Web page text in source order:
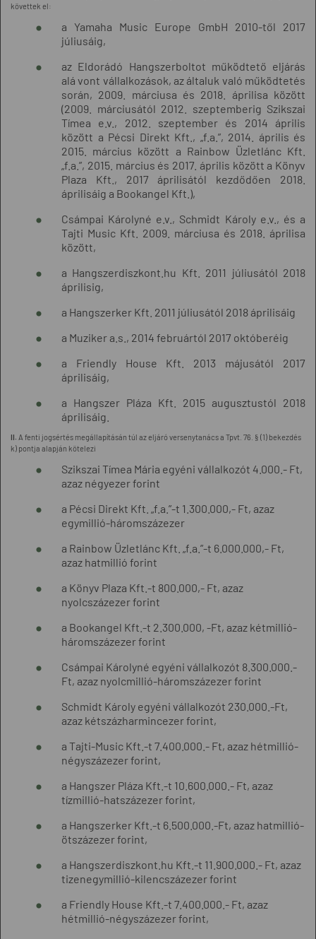
követtek el:
a Yamaha Music Europe GmbH 2010-től 2017
júliusáig,
az Eldorádó Hangszerboltot működtető eljárás
alá vont vállalkozások, az általuk való működtetés
során, 2009. márciusa és 2018. áprilisa között
(2009. márciusától 2012. szeptemberig Szikszai
Tímea e.v., 2012. szeptember és 2014 április
között a Pécsi Direkt Kft., „f.a.”, 2014. április és
2015. március között a Rainbow Üzletlánc Kft.
„f.a.”, 2015. március és 2017. április között a Könyv
Plaza Kft., 2017 áprilisától kezdődően 2018.
áprilisáig a Bookangel Kft.),
Csámpai Károlyné e.v., Schmidt Károly e.v., és a
Tajti Music Kft. 2009. márciusa és 2018. áprilisa
között,
a Hangszerdiszkont.hu Kft. 2011 júliusától 2018
áprilisig,
a Hangszerker Kft. 2011 júliusától 2018 áprilisáig
a Muziker a.s., 2014 februártól 2017 októberéig
a Friendly House Kft. 2013 májusától 2017
áprilisáig,
a Hangszer Pláza Kft. 2015 augusztustól 2018
áprilisáig.
II. A fenti jogsértés megállapításán túl az eljáró versenytanács a Tpvt. 76. § (1) bekezdés
k) pontja alapján kötelezi
Szikszai Tímea Mária egyéni vállalkozót 4.000.- Ft,
azaz négyezer forint
a Pécsi Direkt Kft. „f.a.”-t 1.300.000,- Ft, azaz
egymillió-háromszázezer
a Rainbow Üzletlánc Kft. „f.a.”-t 6.000.000,- Ft,
azaz hatmillió forint
a Könyv Plaza Kft.-t 800.000,- Ft, azaz
nyolcszázezer forint
a Bookangel Kft.-t 2.300.000, -Ft, azaz kétmillió-
háromszázezer forint
Csámpai Károlyné egyéni vállalkozót 8.300.000.-
Ft, azaz nyolcmillió-háromszázezer forint
Schmidt Károly egyéni vállalkozót 230.000.-Ft,
azaz kétszázharmincezer forint,
a Tajti-Music Kft.-t 7.400.000.- Ft, azaz hétmillió-
négyszázezer forint,
a Hangszer Pláza Kft.-t 10.600.000.- Ft, azaz
tízmillió-hatszázezer forint,
a Hangszerker Kft.-t 6.500.000.-Ft, azaz hatmillió-
ötszázezer forint,
a Hangszerdiszkont.hu Kft.-t 11.900.000.- Ft, azaz
tizenegymillió-kilencszázezer forint
a Friendly House Kft.-t 7.400.000.- Ft, azaz
hétmillió-négyszázezer forint,